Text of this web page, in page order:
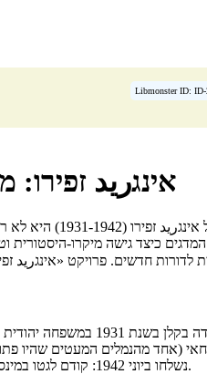
Libmonster ID: ID-
אינגريد
ההיסטוריה של
המדגים כיצד גישה מיקרו-היסטורית
אינגريد זפירו נולדה
(אחד מהנמלים המעטים שהיו
נשלחו ביוני 1942: קודם לגטו במינסק, ואז, ב-18 בספטמבר 1942, למחנה ההשמדה מיני-טרוסטנץ שבמינסק, שם הונסו.